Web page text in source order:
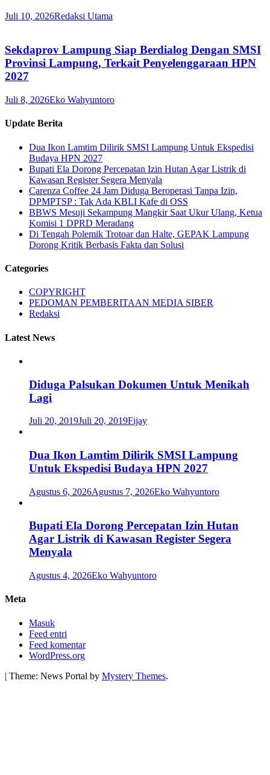
Juli 10, 2026Redaksi Utama
Sekdaprov Lampung Siap Berdialog Dengan SMSI
Provinsi Lampung, Terkait Penyelenggaraan HPN
2027
Juli 8, 2026Eko Wahyuntoro
Update Berita
Dua Ikon Lamtim Dilirik SMSI Lampung Untuk Ekspedisi
Budaya HPN 2027
Bupati Ela Dorong Percepatan Izin Hutan Agar Listrik di
Kawasan Register Segera Menyala
Carenza Coffee 24 Jam Diduga Beroperasi Tanpa Izin,
DPMPTSP : Tak Ada KBLI Kafe di OSS
BBWS Mesuji Sekampung Mangkir Saat Ukur Ulang, Ketua
Komisi 1 DPRD Meradang
Di Tengah Polemik Trotoar dan Halte, GEPAK Lampung
Dorong Kritik Berbasis Fakta dan Solusi
Categories
COPYRIGHT
PEDOMAN PEMBERITAAN MEDIA SIBER
Redaksi
Latest News
Diduga Palsukan Dokumen Untuk Menikah
Lagi
Juli 20, 2019Juli 20, 2019Fijay
Dua Ikon Lamtim Dilirik SMSI Lampung
Untuk Ekspedisi Budaya HPN 2027
Agustus 6, 2026Agustus 7, 2026Eko Wahyuntoro
Bupati Ela Dorong Percepatan Izin Hutan
Agar Listrik di Kawasan Register Segera
Menyala
Agustus 4, 2026Eko Wahyuntoro
Meta
Masuk
Feed entri
Feed komentar
WordPress.org
| Theme: News Portal by Mystery Themes.